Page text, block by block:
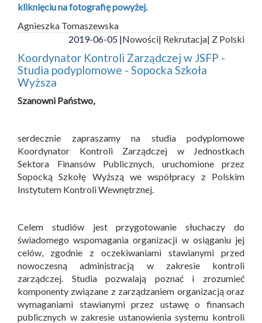
kliknięciu na fotografię powyżej.
Agnieszka Tomaszewska
2019-06-05 |Nowości| Rekrutacja| Z Polski
Koordynator Kontroli Zarządczej w JSFP -
Studia podyplomowe - Sopocka Szkoła
Wyższa
Szanowni Państwo,
serdecznie zapraszamy na studia podyplomowe
Koordynator Kontroli Zarządczej w Jednostkach
Sektora Finansów Publicznych, uruchomione przez
Sopocką Szkołę Wyższą we współpracy z Polskim
Instytutem Kontroli Wewnętrznej.
Celem studiów jest przygotowanie słuchaczy do
świadomego wspomagania organizacji w osiąganiu jej
celów, zgodnie z oczekiwaniami stawianymi przed
nowoczesną administracją w zakresie kontroli
zarządczej. Studia pozwalają poznać i zrozumieć
komponenty związane z zarządzaniem organizacją oraz
wymaganiami stawianymi przez ustawę o finansach
publicznych w zakresie ustanowienia systemu kontroli